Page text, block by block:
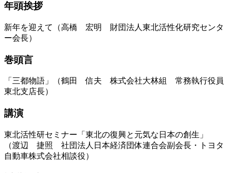
年頭挨拶
新年を迎えて（高橋 宏明 財団法人東北活性化研究センタ
ー会長）
巻頭言
「三都物語」（鶴田 信夫 株式会社大林組 常務執行役員
東北支店長）
講演
東北活性研セミナー「東北の復興と元気な日本の創生」
（渡辺 捷照 社団法人日本経済団体連合会副会長・トヨタ
自動車株式会社相談役）